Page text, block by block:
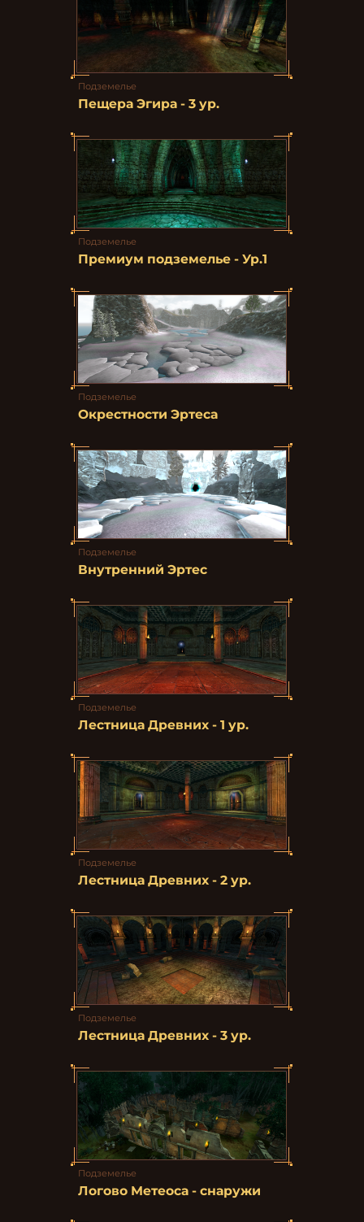
Подземелье
Пещера Эгира - 3 ур.
Подземелье
Премиум подземелье - Ур.1
Подземелье
Окрестности Эртеса
Подземелье
Внутренний Эртес
Подземелье
Лестница Древних - 1 ур.
Подземелье
Лестница Древних - 2 ур.
Подземелье
Лестница Древних - 3 ур.
Подземелье
Логово Метеоса - снаружи